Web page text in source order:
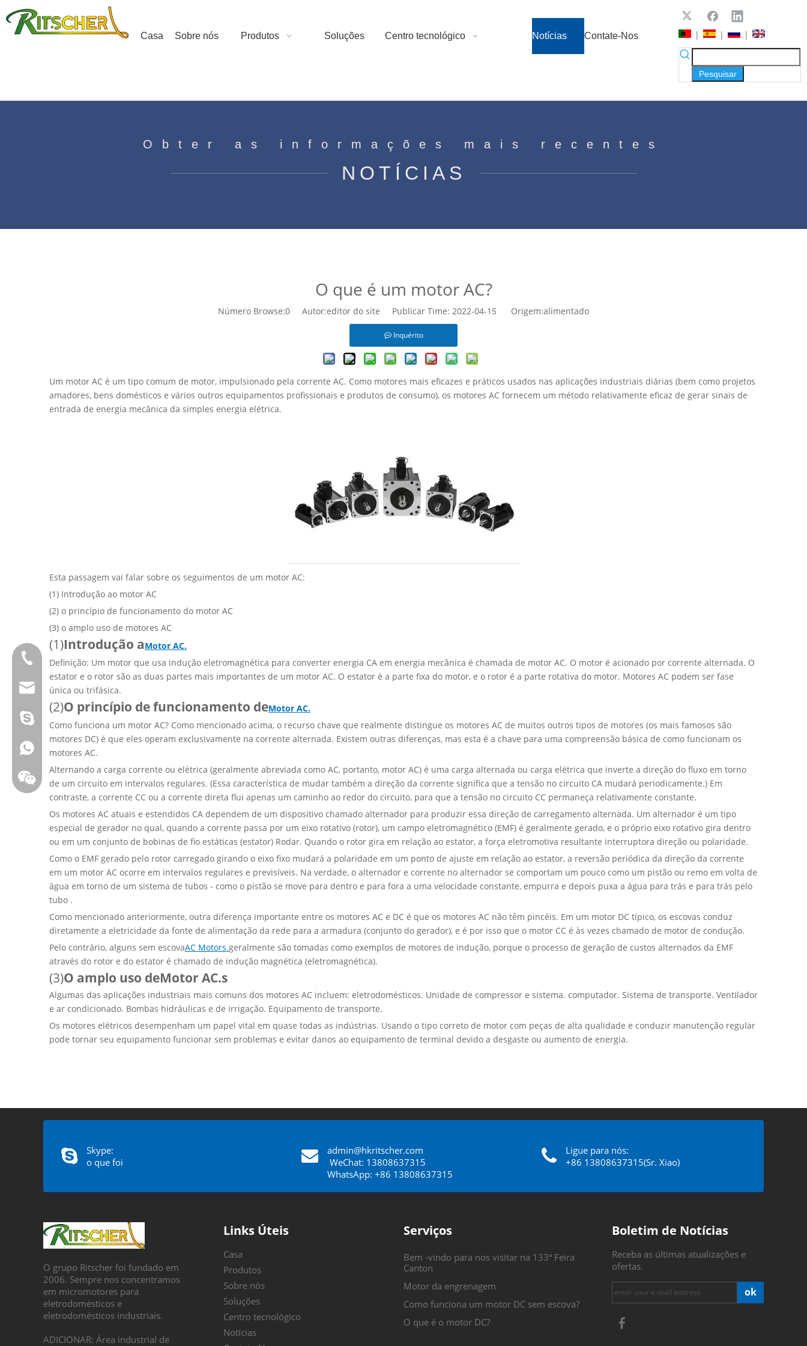
Casa Sobre nós Produtos Soluções Centro tecnológico Notícias Contate-Nos | | |
Pesquisar
Obter as informações mais recentes
NOTÍCIAS
O que é um motor AC?
Número Browse:0 Autor:editor do site Publicar Time: 2022-04-15 Origem:alimentado
Inquérito
Um motor AC é um tipo comum de motor, impulsionado pela corrente AC. Como motores mais eficazes e práticos usados ​​nas aplicações industriais diárias (bem como projetos
amadores, bens domésticos e vários outros equipamentos profissionais e produtos de consumo), os motores AC fornecem um método relativamente eficaz de gerar sinais de
entrada de energia mecânica da simples energia elétrica.
Esta passagem vai falar sobre os seguimentos de um motor AC:
(1) Introdução ao motor AC
(2) o princípio de funcionamento do motor AC
(3) o amplo uso de motores AC
(1)Introdução aMotor AC.
Definição: Um motor que usa indução eletromagnética para converter energia CA em energia mecânica é chamada de motor AC. O motor é acionado por corrente alternada. O
estator e o rotor são as duas partes mais importantes de um motor AC. O estator é a parte fixa do motor, e o rotor é a parte rotativa do motor. Motores AC podem ser fase
única ou trifásica.
(2)O princípio de funcionamento deMotor AC.
Como funciona um motor AC? Como mencionado acima, o recurso chave que realmente distingue os motores AC de muitos outros tipos de motores (os mais famosos são
motores DC) é que eles operam exclusivamente na corrente alternada. Existem outras diferenças, mas esta é a chave para uma compreensão básica de como funcionam os
motores AC.
Alternando a carga corrente ou elétrica (geralmente abreviada como AC, portanto, motor AC) é uma carga alternada ou carga elétrica que inverte a direção do fluxo em torno
de um circuito em intervalos regulares. (Essa característica de mudar também a direção da corrente significa que a tensão no circuito CA mudará periodicamente.) Em
contraste, a corrente CC ou a corrente direta flui apenas um caminho ao redor do circuito, para que a tensão no circuito CC permaneça relativamente constante.
Os motores AC atuais e estendidos CA dependem de um dispositivo chamado alternador para produzir essa direção de carregamento alternada. Um alternador é um tipo
especial de gerador no qual, quando a corrente passa por um eixo rotativo (rotor), um campo eletromagnético (EMF) é geralmente gerado, e o próprio eixo rotativo gira dentro
ou em um conjunto de bobinas de fio estáticas (estator) Rodar. Quando o rotor gira em relação ao estator, a força eletromotiva resultante interruptora direção ou polaridade.
Como o EMF gerado pelo rotor carregado girando o eixo fixo mudará a polaridade em um ponto de ajuste em relação ao estator, a reversão periódica da direção da corrente
em um motor AC ocorre em intervalos regulares e previsíveis. Na verdade, o alternador e corrente no alternador se comportam um pouco como um pistão ou remo em volta de
água em torno de um sistema de tubos - como o pistão se move para dentro e para fora a uma velocidade constante, empurra e depois puxa a água para trás e para trás pelo
tubo .
Como mencionado anteriormente, outra diferença importante entre os motores AC e DC é que os motores AC não têm pincéis. Em um motor DC típico, os escovas conduz
diretamente a eletricidade da fonte de alimentação da rede para a armadura (conjunto do gerador), e é por isso que o motor CC é às vezes chamado de motor de condução.
Pelo contrário, alguns sem escovaAC Motors.geralmente são tomadas como exemplos de motores de indução, porque o processo de geração de custos alternados da EMF
através do rotor e do estator é chamado de indução magnética (eletromagnética).
(3)O amplo uso deMotor AC.s
Algumas das aplicações industriais mais comuns dos motores AC incluem: eletrodomésticos. Unidade de compressor e sistema. computador. Sistema de transporte. Ventilador
e ar condicionado. Bombas hidráulicas e de irrigação. Equipamento de transporte.
Os motores elétricos desempenham um papel vital em quase todas as indústrias. Usando o tipo correto de motor com peças de alta qualidade e conduzir manutenção regular
pode tornar seu equipamento funcionar sem problemas e evitar danos ao equipamento de terminal devido a desgaste ou aumento de energia.
Skype:
o que foi
admin@hkritscher.com
WeChat: 13808637315
WhatsApp: +86 13808637315
Ligue para nós:
+86 13808637315(Sr. Xiao)
O grupo Ritscher foi fundado em
2006. Sempre nos concentramos
em micromotores para
eletrodomésticos e
eletrodomésticos industriais.
ADICIONAR: Área industrial de
Links Úteis
Casa
Produtos
Sobre nós
Soluções
Centro tecnológico
Notícias
Serviços
Bem -vindo para nos visitar na 133ª Feira
Canton
Motor da engrenagem
Como funciona um motor DC sem escova?
O que é o motor DC?
Boletim de Notícias
Receba as últimas atualizações e
ofertas.
ok
Tel:0086 13808637315
E-mail:james@hkritscher.com
E-mail:admin@hkritscher.com
Skype: whzggm
Whatsapp:+86 13808637315
Bate-papo: weiyu287